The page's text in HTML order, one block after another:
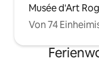
Musée d'Art
Von 74